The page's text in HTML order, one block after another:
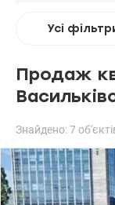
Усі
Продаж
Знайдено: 7